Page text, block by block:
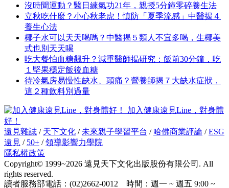
沒時間運動？醫日練氣功21年，親授5分鐘零碎養生法
立秋吃什麼？小心秋老虎！慎防「夏季流感」中醫揭４
養生心法
椰子水可以天天喝嗎？中醫揭５類人不宜多喝，生椰美
式也別天天喝
吃大餐怕血糖飆升？減重醫師揭研究：飯前30分鐘，吃
１堅果穩定飯後血糖
待冷氣房易慢性缺水、頭痛？營養師揭７大缺水症狀，
這２種飲料別過量
加入健康遠見Line，對身體
好！
遠見雜誌 / 天下文化 / 未來親子學習平台 / 哈佛商業評論 /ESG
遠見 / 50+ /領導影響力學院
隱私權政策
Copyright© 1999~2026 遠見天下文化出版股份有限公司. All
rights reserved.
讀者服務部電話：(02)2662-0012 時間：週一 ~ 週五 9:00 ~